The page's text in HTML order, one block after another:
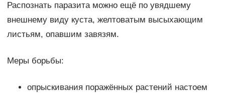
Распознать паразита можно ещё по увядшему
внешнему виду куста, желтоватым высыхающим
листьям, опавшим завязям.
Меры борьбы:
опрыскивания поражённых растений настоем